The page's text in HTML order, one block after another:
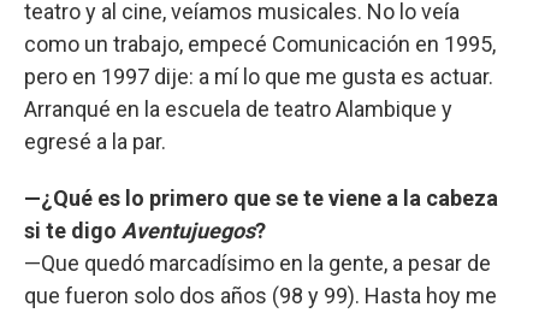
teatro y al cine, veíamos musicales. No lo veía
como un trabajo, empecé Comunicación en 1995,
pero en 1997 dije: a mí lo que me gusta es actuar.
Arranqué en la escuela de teatro Alambique y
egresé a la par.
—¿Qué es lo primero que se te viene a la cabeza
si te digo Aventujuegos?
—Que quedó marcadísimo en la gente, a pesar de
que fueron solo dos años (98 y 99). Hasta hoy me